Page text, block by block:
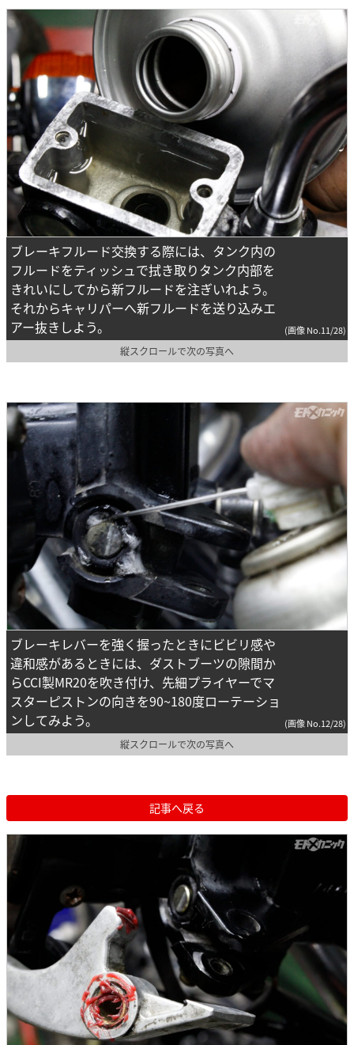
ブレーキフルード交換する際には、タンク内の
フルードをティッシュで拭き取りタンク内部を
きれいにしてから新フルードを注ぎいれよう。
それからキャリパーへ新フルードを送り込みエ
アー抜きしよう。
(画像 No.11/28)
縦スクロールで次の写真へ
ブレーキレバーを強く握ったときにビビリ感や
違和感があるときには、ダストブーツの隙間か
らCCI製MR20を吹き付け、先細プライヤーでマ
スターピストンの向きを90~180度ローテーショ
ンしてみよう。
(画像 No.12/28)
縦スクロールで次の写真へ
記事へ戻る